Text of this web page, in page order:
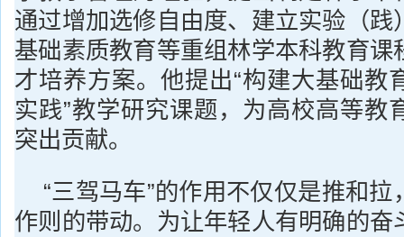
通过增加选修自由度、建立实验（践
基础素质教育等重组林学本科教育课
才培养方案。他提出“构建大基础教
实践”教学研究课题，为高校高等教
突出贡献。
“三驾马车”的作用不仅仅是推和
作则的带动。为让年轻人有明确的奋